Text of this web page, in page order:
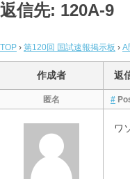
返信先: 120A-9
TOP › 第120回 国試速報掲示板 › A
作成者 返
匿名 #
ワ